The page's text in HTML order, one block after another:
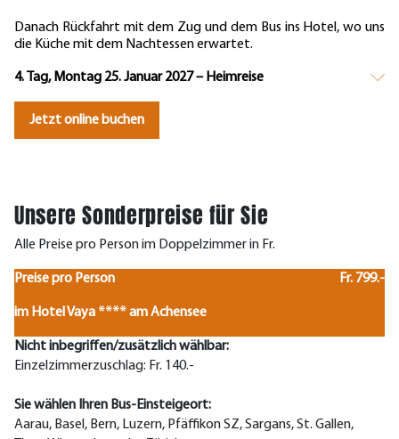
Danach Rückfahrt mit dem Zug und dem Bus ins Hotel, wo uns
die Küche mit dem Nachtessen erwartet.
4. Tag, Montag 25. Januar 2027 – Heimreise
Jetzt online buchen
Unsere Sonderpreise für Sie
Alle Preise pro Person im Doppelzimmer in Fr.
Preise pro Person Fr. 799.-
im Hotel Vaya **** am Achensee
Nicht inbegriffen/zusätzlich wählbar:
Einzelzimmerzuschlag: Fr. 140.-
Sie wählen Ihren Bus-Einsteigeort:
Aarau, Basel, Bern, Luzern, Pfäffikon SZ, Sargans, St. Gallen,